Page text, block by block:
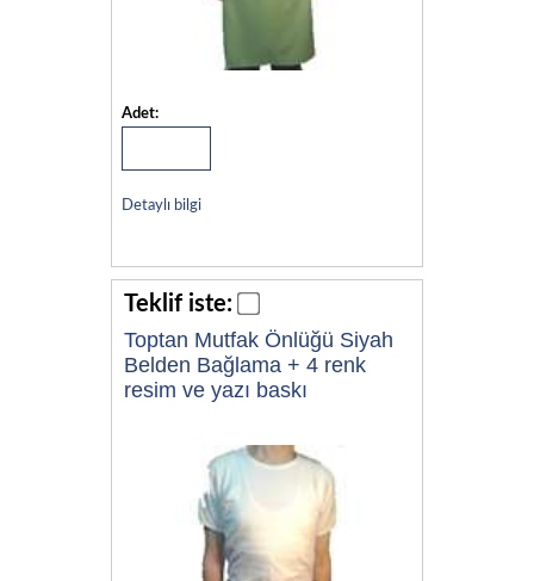
Adet:
Detaylı bilgi
Teklif iste:
Toptan Mutfak Önlüğü Siyah
Belden Bağlama + 4 renk
resim ve yazı baskı